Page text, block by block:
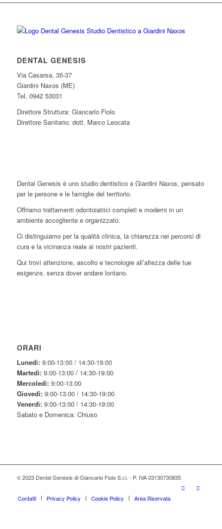
DENTAL GENESIS
Via Casarsa, 35-37
Giardini Naxos (ME)
Tel. 0942 53031
Direttore Struttura: Giancarlo Fiolo
Direttore Sanitario: dott. Marco Leocata
Dental Genesis è uno studio dentistico a Giardini Naxos, pensato
per le persone e le famiglie del territorio.
Offriamo trattamenti odontoiatrici completi e moderni in un
ambiente accogliente e organizzato.
Ci distinguiamo per la qualità clinica, la chiarezza nei percorsi di
cura e la vicinanza reale ai nostri pazienti.
Qui trovi attenzione, ascolto e tecnologie all’altezza delle tue
esigenze, senza dover andare lontano.
ORARI
Lunedì:9:00-13:00 / 14:30-19:00
Martedì:9:00-13:00 / 14:30-19:00
Mercoledì:9:00-13:00
Giovedì:9:00-13:00 / 14:30-19:00
Venerdì:9:00-13:00 / 14:30-19:00
Sabato e Domenica: Chiuso
© 2023 Dental Genesis di Giancarlo Fiolo S.r.l. - P. IVA 03130730835
Contatti Privacy Policy Cookie Policy Area Riservata